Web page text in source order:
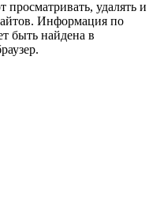
просматривать, удалять и
Информация по
быть найдена в